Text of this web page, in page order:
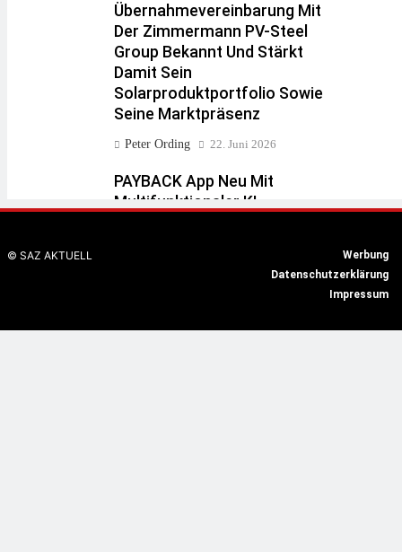
Übernahmevereinbarung Mit
Der Zimmermann PV-Steel
Group Bekannt Und Stärkt
Damit Sein
Solarproduktportfolio Sowie
Seine Marktpräsenz
Peter Ording 22. Juni 2026
PAYBACK App Neu Mit
Multifunktionaler KI-
Search“ Auskunft Und
© SAZ AKTUELL
Werbung
Datenschutzerklärung
Impressum